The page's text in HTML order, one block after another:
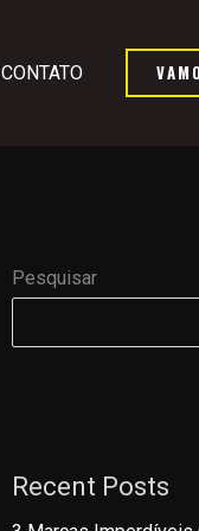
CONTATO
Pesquisar
Recent Posts